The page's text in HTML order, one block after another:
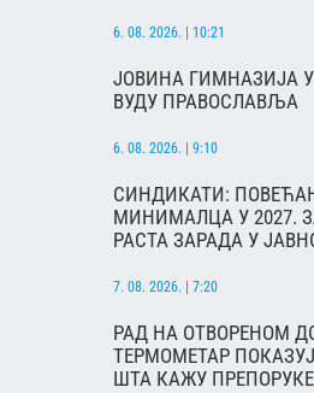
6. 08. 2026. | 10:21
ЈОВИНА ГИМНАЗИЈА
ВУДУ ПРАВОСЛАВЉА
6. 08. 2026. | 9:10
СИНДИКАТИ:
МИНИМАЛЦА У 2027.
РАСТА ЗАРАДА У
7. 08. 2026. | 7:20
РАД НА ОТВОРЕНОМ
ТЕРМОМЕТАР
ШТА КАЖУ